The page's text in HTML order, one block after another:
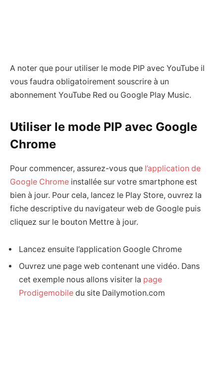
A noter que pour utiliser le mode PIP avec YouTube il
vous faudra obligatoirement souscrire à un
abonnement YouTube Red ou Google Play Music.
Utiliser le mode PIP avec Google
Chrome
Pour commencer, assurez-vous que l’application de
Google Chrome installée sur votre smartphone est
bien à jour. Pour cela, lancez le Play Store, ouvrez la
fiche descriptive du navigateur web de Google puis
cliquez sur le bouton Mettre à jour.
Lancez ensuite l’application Google Chrome
Ouvrez une page web contenant une vidéo. Dans
cet exemple nous allons visiter la page
Prodigemobile du site Dailymotion.com